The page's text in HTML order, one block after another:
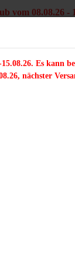
Es kann
nächster
vom 08.08.26 -
Letzter Versand
mit zwei